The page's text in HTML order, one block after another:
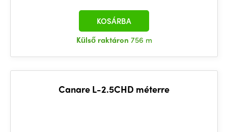
Külső raktáron 756 m
KOSÁRBA
Canare L-2.5CHD méterre